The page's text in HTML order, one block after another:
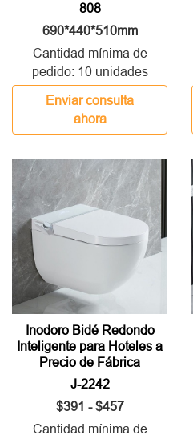
808
690*440*510mm
Cantidad mínima de
pedido: 10 unidades
Enviar consulta
ahora
Inodoro Bidé Redondo
Inteligente para Hoteles a
Precio de Fábrica
J-2242
$391 - $457
Cantidad mínima de